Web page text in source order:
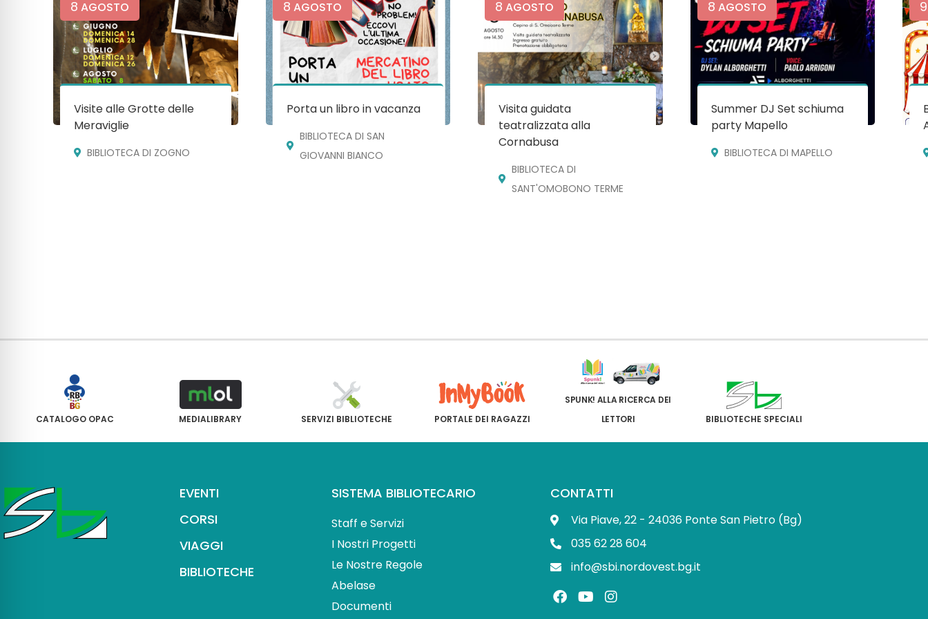
8 AGOSTO
Visite alle Grotte delle
Meraviglie
BIBLIOTECA DI ZOGNO
8 AGOSTO
Porta un libro in vacanza
BIBLIOTECA DI SAN
GIOVANNI BIANCO
8 AGOSTO
Visita guidata
teatralizzata alla
Cornabusa
BIBLIOTECA DI
SANT'OMOBONO TERME
8 AGOSTO
Summer DJ Set schiuma
party Mapello
BIBLIOTECA DI MAPELLO
9
CATALOGO OPAC MEDIALIBRARY SERVIZI BIBLIOTECHE PORTALE DEI RAGAZZI
SPUNK! ALLA RICERCA DEI
LETTORI
BIBLIOTECHE SPECIALI
EVENTI
CORSI
VIAGGI
BIBLIOTECHE
SISTEMA BIBLIOTECARIO
Staff e Servizi
I Nostri Progetti
Le Nostre Regole
Abelase
Documenti
CONTATTI
Via Piave, 22 - 24036 Ponte San Pietro (Bg)
035 62 28 604
info@sbi.nordovest.bg.it
F
a
Y
o
I
n